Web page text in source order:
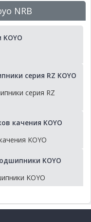
NRB
серия RZ KOYO
качения KOYO
KOYO